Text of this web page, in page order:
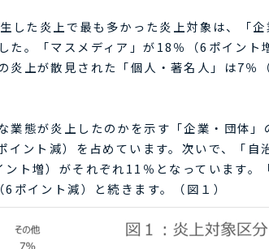
した炎上で最も多かった炎上対象は、「
た。「マスメディア」が18％（6ポイント
炎上が散見された「個人・著名人」は7％
業態が炎上したのかを示す「企業・団体
イント減）を占めています。次いで、「自
ント増）がそれぞれ11％となっています
ポイント減）と続きます。（図１）